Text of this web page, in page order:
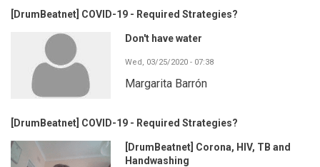
[DrumBeatnet] COVID-19 - Required Strategies?
Don't have water
Wed, 03/25/2020 - 07:38
Margarita Barrón
[DrumBeatnet] COVID-19 - Required Strategies?
[DrumBeatnet] Corona, HIV, TB and
Handwashing